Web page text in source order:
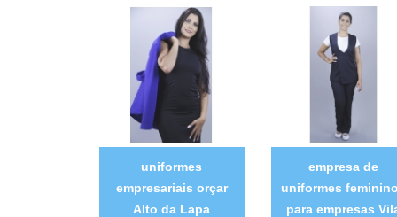
uniformes
empresariais orçar
Alto da Lapa
empresa de
uniformes
para empresas